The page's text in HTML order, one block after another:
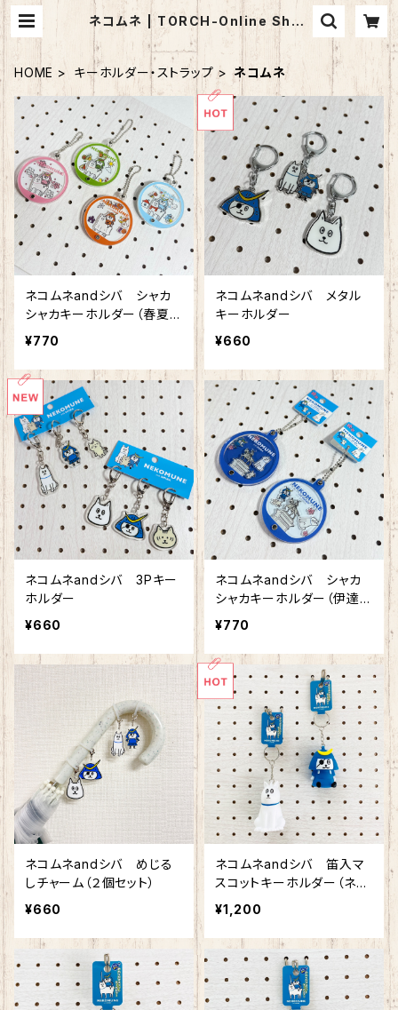
ネコムネ | TORCH-Online Shop
HOME キーホルダー・ストラップ ネコムネ
ネコムネandシバ シャカ
シャカキーホルダー（春夏秋
冬）
¥770
ネコムネandシバ メタル
キーホルダー
¥660
ネコムネandシバ 3Pキー
ホルダー
¥660
ネコムネandシバ シャカ
シャカキーホルダー（伊達政
宗騎馬像）
¥770
ネコムネandシバ めじる
しチャーム（２個セット）
¥660
ネコムネandシバ 笛入マ
スコットキーホルダー（ネコ
ムネ・シバセット）
¥1,200